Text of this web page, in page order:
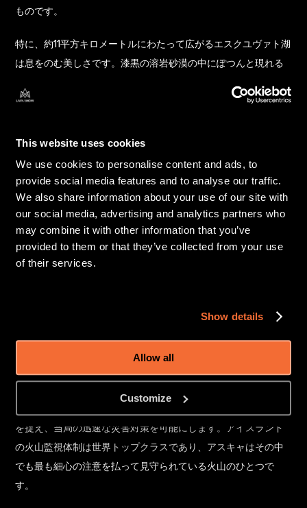
This website uses cookies
We use cookies to personalise content and ads, to
provide social media features and to analyse our traffic.
We also share information about your use of our site with
our social media, advertising and analytics partners who
may combine it with other information that you’ve
provided to them or that they’ve collected from your use
of their services.
Show details
Allow all
Customize
ものです。
特に、約11平方キロメートルにわたって広がるエスクユヴァト湖
は息をのむ美しさです。漆黒の溶岩砂漠の中にぽつんと現れる
そして勇気ある旅行者なら、隣にあるクレーター「ヴィティ」
変化しやすいため、安全第一で行動しましょう！
最先端を誇る科学者たちの監視体制
を踏まえ、アイスランドの科学者チームは最新のモニタリング
ネットワークを駆使してアスキャを厳重に監視しています。高
が熱画像を提供し、熱の推移や地表面の歪みをミリ単位で測定
しています。
これらのデータを組み合わせることで、地下深くの動きを多角
を捉え、当局の迅速な災害対策を可能にします。アイスランド
の火山監視体制は世界トップクラスであり、アスキャはその中
でも最も細心の注意を払って見守られている火山のひとつで
す。